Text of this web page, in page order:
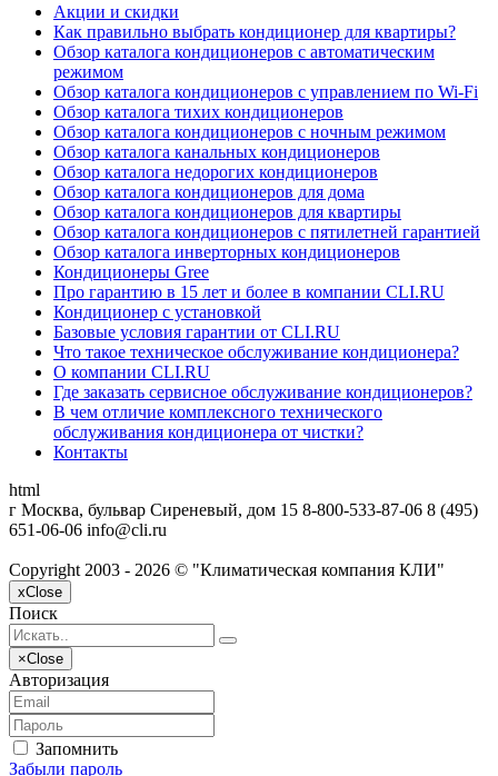
Акции и скидки
Как правильно выбрать кондиционер для квартиры?
Обзор каталога кондиционеров с автоматическим
режимом
Обзор каталога кондиционеров с управлением по Wi-Fi
Обзор каталога тихих кондиционеров
Обзор каталога кондиционеров с ночным режимом
Обзор каталога канальных кондиционеров
Обзор каталога недорогих кондиционеров
Обзор каталога кондиционеров для дома
Обзор каталога кондиционеров для квартиры
Обзор каталога кондиционеров с пятилетней гарантией
Обзор каталога инверторных кондиционеров
Кондиционеры Gree
Про гарантию в 15 лет и более в компании CLI.RU
Кондиционер с установкой
Базовые условия гарантии от CLI.RU
Что такое техническое обслуживание кондиционера?
О компании CLI.RU
Где заказать сервисное обслуживание кондиционеров?
В чем отличие комплексного технического
обслуживания кондиционера от чистки?
Контакты
html
г Москва, бульвар Сиреневый, дом 15 8-800-533-87-06 8 (495)
651-06-06 info@cli.ru
Copyright 2003 - 2026 © "Климатическая компания КЛИ"
xClose
Поиск
×Close
Авторизация
Запомнить
Забыли пароль